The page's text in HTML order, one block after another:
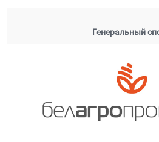
Генеральный